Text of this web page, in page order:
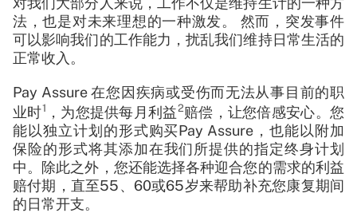
法，也是对未来理想的一种激发。 然而，突发事件
可以影响我们的工作能力，扰乱我们维持日常生活的
正常收入。
Pay Assure 在您因疾病或受伤而无法从事目前的职
业时1 ，为您提供每月利益2赔偿，让您倍感安心。您
能以独立计划的形式购买Pay Assure，也能以附加
保险的形式将其添加在我们所提供的指定终身计划
中。除此之外，您还能选择各种迎合您的需求的利益
赔付期，直至55、60或65岁来帮助补充您康复期间
的日常开支。